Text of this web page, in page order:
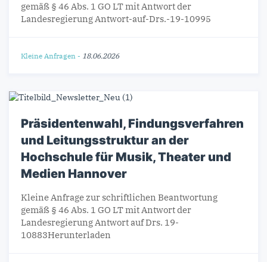
gemäß § 46 Abs. 1 GO LT mit Antwort der
Landesregierung Antwort-auf-Drs.-19-10995
Kleine Anfragen - 18.06.2026
Präsidentenwahl, Findungsverfahren
und Leitungsstruktur an der
Hochschule für Musik, Theater und
Medien Hannover
Kleine Anfrage zur schriftlichen Beantwortung
gemäß § 46 Abs. 1 GO LT mit Antwort der
Landesregierung Antwort auf Drs. 19-
10883Herunterladen